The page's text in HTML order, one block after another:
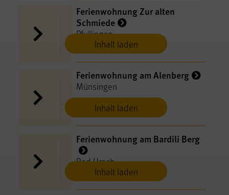
Inhalt laden
Ferienwohnung Zur alten
Schmiede
Pfullingen
Inhalt laden
Ferienwohnung am Alenberg
Münsingen
Inhalt laden
Ferienwohnung am Bardili Berg
Bad Urach